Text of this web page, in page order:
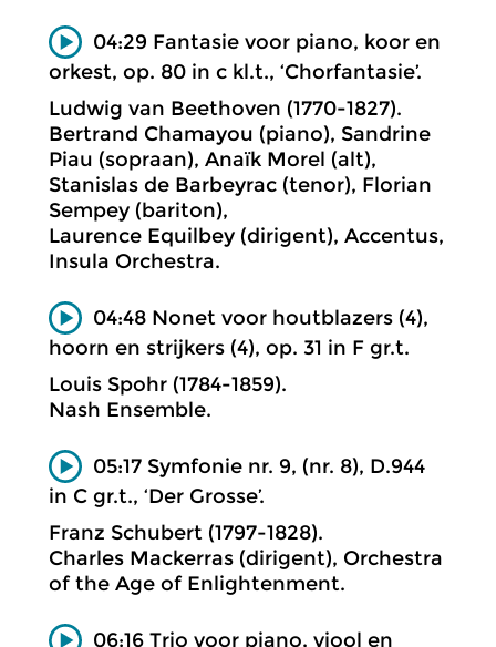
04:29 Fantasie voor piano, koor en
orkest, op. 80 in c kl.t., ‘Chorfantasie’.
Ludwig van Beethoven (1770-1827).
Bertrand Chamayou (piano), Sandrine
Piau (sopraan), Anaïk Morel (alt),
Stanislas de Barbeyrac (tenor), Florian
Sempey (bariton),
Laurence Equilbey (dirigent), Accentus,
Insula Orchestra.
04:48 Nonet voor houtblazers (4),
hoorn en strijkers (4), op. 31 in F gr.t.
Louis Spohr (1784-1859).
Nash Ensemble.
05:17 Symfonie nr. 9, (nr. 8), D.944
in C gr.t., ‘Der Grosse’.
Franz Schubert (1797-1828).
Charles Mackerras (dirigent), Orchestra
of the Age of Enlightenment.
06:16 Trio voor piano, viool en